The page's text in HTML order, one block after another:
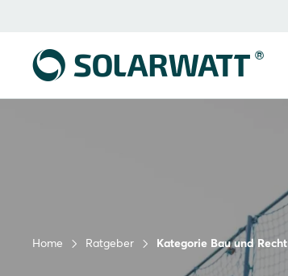
Home Ratgeber Kategorie Bau und Recht